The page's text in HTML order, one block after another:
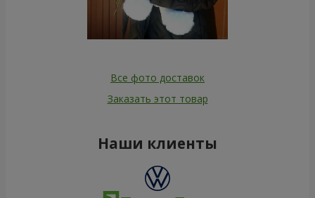
Все фото доставок
Заказать этот товар
Наши клиенты